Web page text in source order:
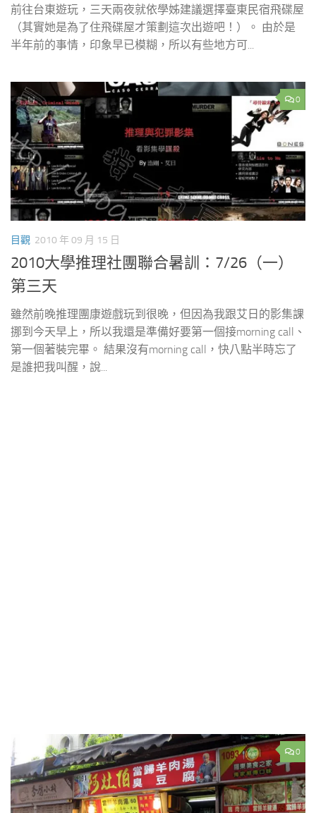
前往台東遊玩，三天兩夜就依學姊建議選擇臺東民宿飛碟屋
（其實她是為了住飛碟屋才策劃這次出遊吧！）。 由於是
半年前的事情，印象早已模糊，所以有些地方可...
0
目觀 2010 年 09 月 15 日
2010大學推理社團聯合暑訓：7/26（一）
第三天
雖然前晚推理團康遊戲玩到很晚，但因為我跟艾日的影集課
挪到今天早上，所以我還是準備好要第一個接morning call、
第一個著裝完畢。 結果沒有morning call，快八點半時忘了
是誰把我叫醒，說...
0